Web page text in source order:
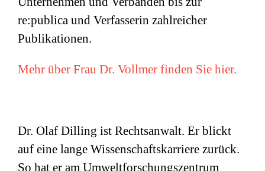
re:publica und Verfasserin zahlreicher
Publikationen.
Mehr über Frau Dr. Vollmer finden Sie hier.
Dr. Olaf Dilling ist Rechtsanwalt. Er blickt
auf eine lange Wissenschaftskarriere zurück.
So hat er am Umweltforschungszentrum